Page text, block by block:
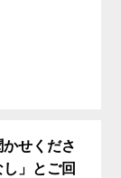
せくださ
」とご回